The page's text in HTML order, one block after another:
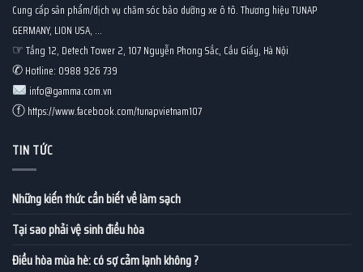
Cung cấp sản phẩm/dịch vụ chăm sóc bảo dưỡng xe ô tô. Thương hiệu TUNAP
GERMANY, LION USA, ...
☞Tầng 12, Detech Tower 2, 107 Nguyễn Phong Sắc, Cầu Giấy, Hà Nội
✆Hotline: 0988 926 739
info@gamma.com.vn
ⓕhttps://www.facebook.com/tunapvietnam107
TIN TỨC
Những kiến thức cần biết về làm sạch
Tại sao phải vệ sinh điều hòa
Điều hòa mùa hè: có sợ cảm lạnh không ?